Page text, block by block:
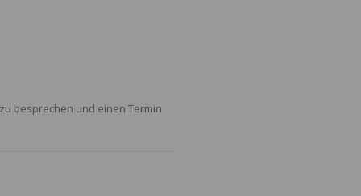
besprechen und einen Termin